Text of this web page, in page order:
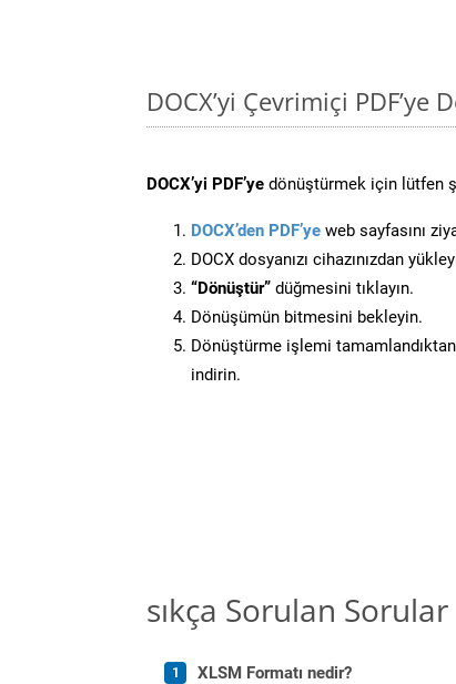
DOCX’yi Çevrimiçi
DOCX’yi PDF’ye dönüştürmek için lütfen
DOCX’den PDF’ye web sayfasını
DOCX dosyanızı cihazınızdan
“Dönüştür” düğmesini tıklayın.
Dönüşümün bitmesini bekleyin.
Dönüştürme işlemi tamamlandıktan
indirin.
sıkça Sorulan Sorular
XLSM Formatı nedir?